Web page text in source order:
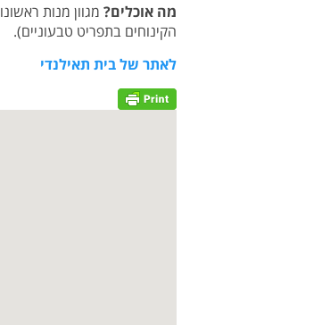
מה אוכלים? מגוון מנות
הקינוחים בתפריט טבעוניים).
לאתר של בית תאילנדי